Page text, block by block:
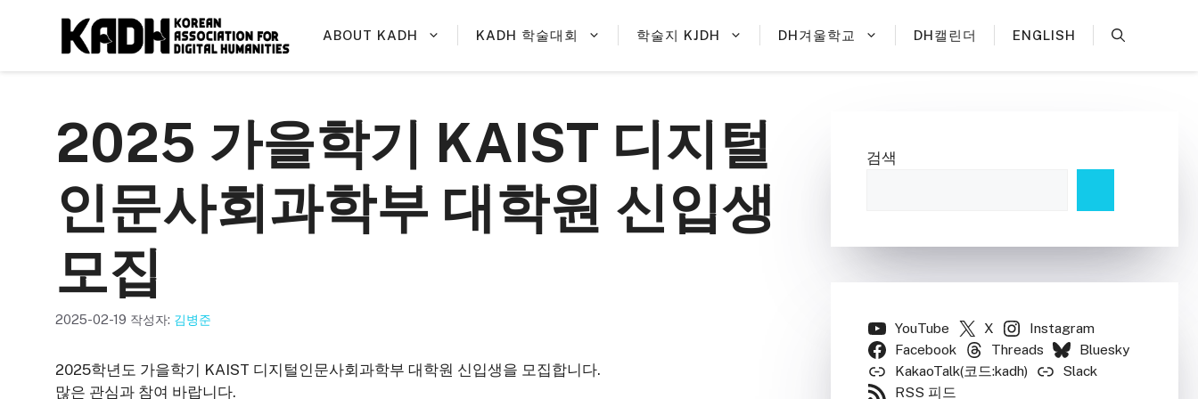
ABOUT KADH KADH 학술대회 학술지 KJDH DH겨울학교 DH캘린더 ENGLISH
2025 가을학기 KAIST 디지털
인문사회과학부 대학원 신입생
모집
2025-02-19 작성자: 김병준
2025학년도 가을학기 KAIST 디지털인문사회과학부 대학원 신입생을 모집합니다.
많은 관심과 참여 바랍니다.
검색
YouTube X
Instagram
Facebook
Threads
Bluesky
KakaoTalk(코드:kadh)
Slack
RSS 피드